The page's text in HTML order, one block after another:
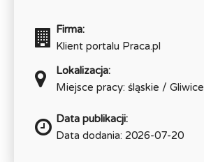
Firma:
Klient portalu Praca.pl
Lokalizacja:
Miejsce pracy: śląskie / Gliwice
Data publikacji:
Data dodania: 2026-07-20